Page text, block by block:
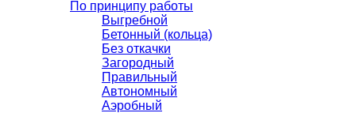
По принципу работы
Выгребной
Бетонный (кольца)
Без откачки
Загородный
Правильный
Автономный
Аэробный